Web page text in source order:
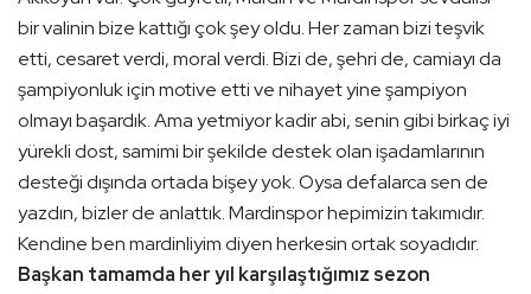
bir valinin bize kattığı çok şey oldu. Her zaman bizi teşvik
etti, cesaret verdi, moral verdi. Bizi de, şehri de, camiayı da
şampiyonluk için motive etti ve nihayet yine şampiyon
olmayı başardık. Ama yetmiyor kadir abi, senin gibi birkaç iyi
yürekli dost, samimi bir şekilde destek olan işadamlarının
desteği dışında ortada bişey yok. Oysa defalarca sen de
yazdın, bizler de anlattık. Mardinspor hepimizin takımıdır.
Kendine ben mardinliyim diyen herkesin ortak soyadıdır.
Başkan tamamda her yıl karşılaştığımız sezon